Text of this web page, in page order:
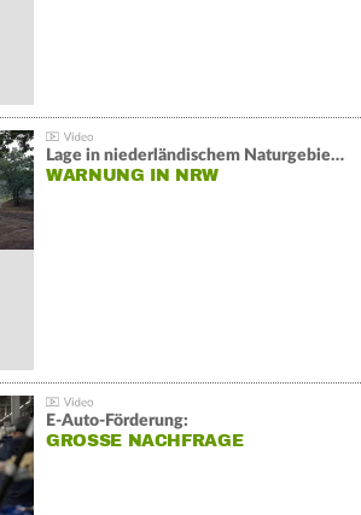
Lage in niederländischem Naturgebiet stabil
WARNUNG IN NRW
E-Auto-Förderung:
GROSSE NACHFRAGE